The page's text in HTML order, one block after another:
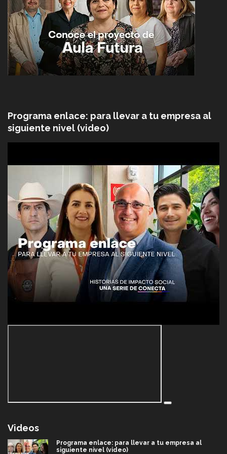
Programa enlace: para llevar a tu empresa al
siguiente nivel (video)
Videos
Programa enlace: para llevar a tu empresa al
siguiente nivel (video)